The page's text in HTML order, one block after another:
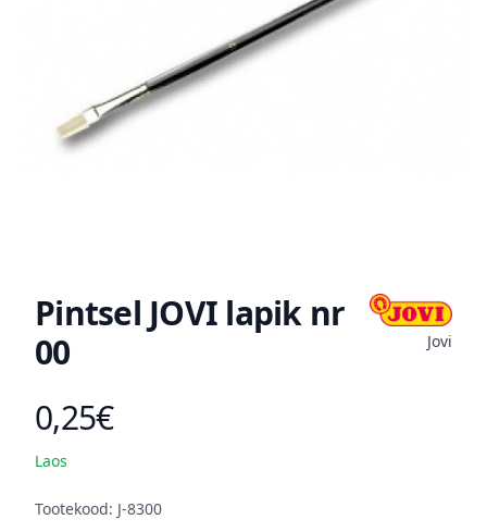
Pintsel JOVI lapik nr
00
Jovi
Toote hind
0,25€
Laos
Kirjeldus
Tootekood: J-8300